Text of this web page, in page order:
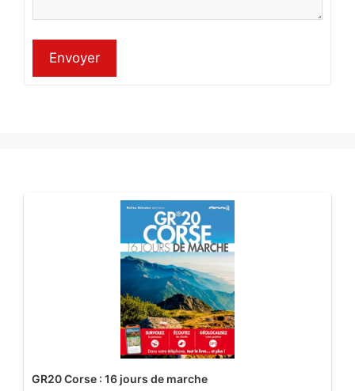
Envoyer
GR20 Corse : 16 jours de marche